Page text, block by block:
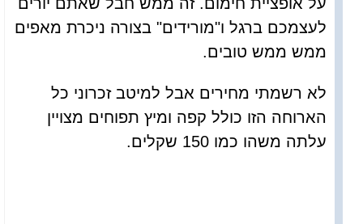
לעצמכם ברגל ו"מורידים" בצורה ניכרת מאפים
ממש ממש טובים.
לא רשמתי מחירים אבל למיטב זכרוני כל
הארוחה הזו כולל קפה ומיץ תפוחים מצויין
עלתה משהו כמו 150 שקלים.